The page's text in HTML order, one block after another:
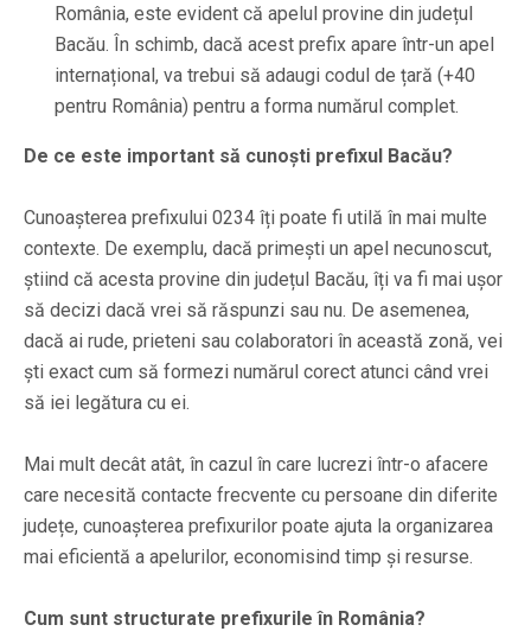
România, este evident că apelul provine din județul
Bacău. În schimb, dacă acest prefix apare într-un apel
internațional, va trebui să adaugi codul de țară (+40
pentru România) pentru a forma numărul complet.
De ce este important să cunoști prefixul Bacău?
Cunoașterea prefixului 0234 îți poate fi utilă în mai multe
contexte. De exemplu, dacă primești un apel necunoscut,
știind că acesta provine din județul Bacău, îți va fi mai ușor
să decizi dacă vrei să răspunzi sau nu. De asemenea,
dacă ai rude, prieteni sau colaboratori în această zonă, vei
ști exact cum să formezi numărul corect atunci când vrei
să iei legătura cu ei.
Mai mult decât atât, în cazul în care lucrezi într-o afacere
care necesită contacte frecvente cu persoane din diferite
județe, cunoașterea prefixurilor poate ajuta la organizarea
mai eficientă a apelurilor, economisind timp și resurse.
Cum sunt structurate prefixurile în România?